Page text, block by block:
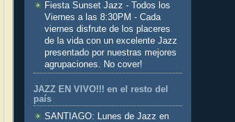
Fiesta Sunset Jazz - Todos los
Viernes a las 8:30PM - Cada
viernes disfrute de los placeres
de la vida con un excelente Jazz
presentado por nuestras mejores
agrupaciones. No cover!
JAZZ EN VIVO!!! en el resto del
país
SANTIAGO: Lunes de Jazz en